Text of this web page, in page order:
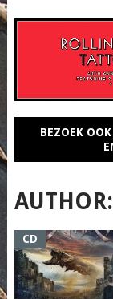
BEZOEK
AUTHOR:
CD